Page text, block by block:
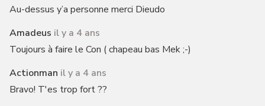
Au-dessus y’a personne merci Dieudo
Amadeus il y a 4 ans
Toujours à faire le Con ( chapeau bas Mek ;-)
Actionman il y a 4 ans
Bravo! T'es trop fort ??